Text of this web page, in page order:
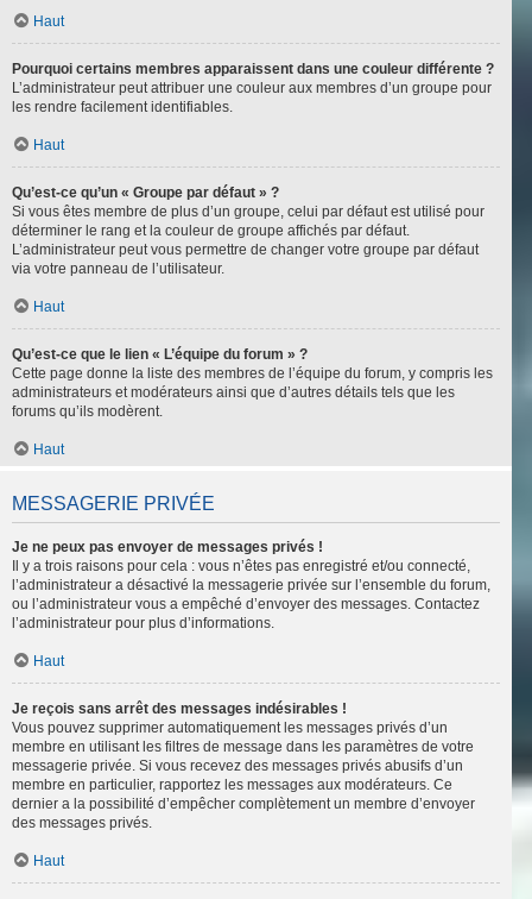
Haut
Pourquoi certains membres apparaissent dans une couleur différente ?
L’administrateur peut attribuer une couleur aux membres d’un groupe pour
les rendre facilement identifiables.
Haut
Qu’est-ce qu’un « Groupe par défaut » ?
Si vous êtes membre de plus d’un groupe, celui par défaut est utilisé pour
déterminer le rang et la couleur de groupe affichés par défaut.
L’administrateur peut vous permettre de changer votre groupe par défaut
via votre panneau de l’utilisateur.
Haut
Qu’est-ce que le lien « L’équipe du forum » ?
Cette page donne la liste des membres de l’équipe du forum, y compris les
administrateurs et modérateurs ainsi que d’autres détails tels que les
forums qu’ils modèrent.
Haut
MESSAGERIE PRIVÉE
Je ne peux pas envoyer de messages privés !
Il y a trois raisons pour cela : vous n’êtes pas enregistré et/ou connecté,
l’administrateur a désactivé la messagerie privée sur l’ensemble du forum,
ou l’administrateur vous a empêché d’envoyer des messages. Contactez
l’administrateur pour plus d’informations.
Haut
Je reçois sans arrêt des messages indésirables !
Vous pouvez supprimer automatiquement les messages privés d’un
membre en utilisant les filtres de message dans les paramètres de votre
messagerie privée. Si vous recevez des messages privés abusifs d’un
membre en particulier, rapportez les messages aux modérateurs. Ce
dernier a la possibilité d’empêcher complètement un membre d’envoyer
des messages privés.
Haut